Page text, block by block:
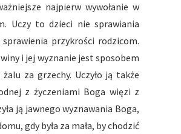
najpierw wywołanie w
Uczy to dzieci nie sprawiania
przykrości rodzicom.
i jej wyznanie jest sposobem
za grzechy. Uczyło ją także
z życzeniami Boga więzi z
ją jawnego wyznawania Boga,
gdy była za mała, by chodzić